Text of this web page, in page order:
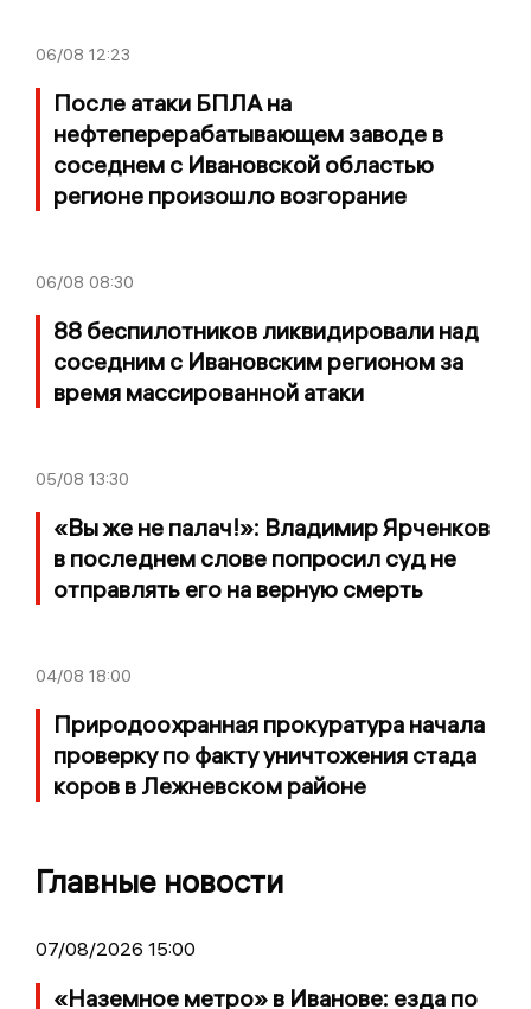
06/08 12:23
После атаки БПЛА на
нефтеперерабатывающем заводе в
соседнем с Ивановской областью
регионе произошло возгорание
06/08 08:30
88 беспилотников ликвидировали над
соседним с Ивановским регионом за
время массированной атаки
05/08 13:30
«Вы же не палач!»: Владимир Ярченков
в последнем слове попросил суд не
отправлять его на верную смерть
04/08 18:00
Природоохранная прокуратура начала
проверку по факту уничтожения стада
коров в Лежневском районе
Главные новости
07/08/2026 15:00
«Наземное метро» в Иванове: езда по